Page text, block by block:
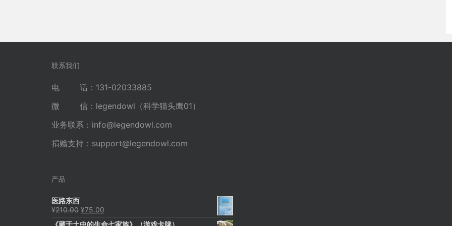
联系我们
电 话：131-02033885
微 信：legendowl（科学猫头鹰01）
业务联系： info@legendowl.com
捐赠支持： support@legendowl.com
产品
医路东西
¥210.00 原
¥75.00